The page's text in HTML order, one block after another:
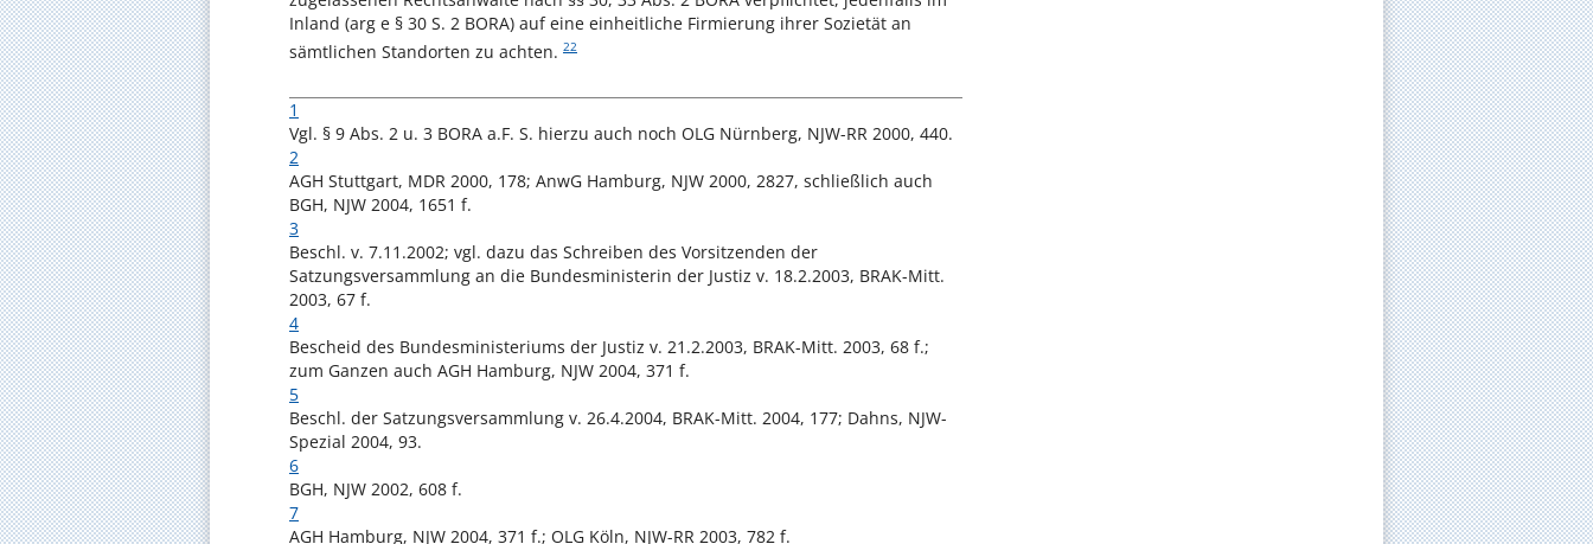
Inland (arg e § 30 S. 2 BORA) auf eine einheitliche Firmierung ihrer Sozietät an
sämtlichen Standorten zu achten. 22
1
Vgl. § 9 Abs. 2 u. 3 BORA a.F. S. hierzu auch noch OLG Nürnberg, NJW-RR 2000, 440.
2
AGH Stuttgart, MDR 2000, 178; AnwG Hamburg, NJW 2000, 2827, schließlich auch
BGH, NJW 2004, 1651 f.
3
Beschl. v. 7.11.2002; vgl. dazu das Schreiben des Vorsitzenden der
Satzungsversammlung an die Bundesministerin der Justiz v. 18.2.2003, BRAK-Mitt.
2003, 67 f.
4
Bescheid des Bundesministeriums der Justiz v. 21.2.2003, BRAK-Mitt. 2003, 68 f.;
zum Ganzen auch AGH Hamburg, NJW 2004, 371 f.
5
Beschl. der Satzungsversammlung v. 26.4.2004, BRAK-Mitt. 2004, 177; Dahns, NJW-
Spezial 2004, 93.
6
BGH, NJW 2002, 608 f.
7
AGH Hamburg, NJW 2004, 371 f.; OLG Köln, NJW-RR 2003, 782 f.